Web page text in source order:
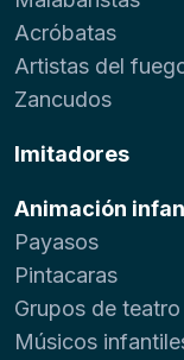
Acróbatas
Artistas del
Zancudos
Imitadores
Animación
Payasos
Pintacaras
Grupos de teatro
Músicos